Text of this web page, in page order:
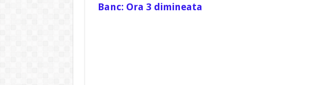
Banc: Ora 3 dimineata